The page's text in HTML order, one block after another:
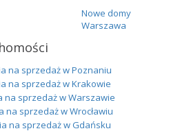
Nowe domy
Warszawa
na sprzedaż w Poznaniu
na sprzedaż w Krakowie
na sprzedaż w Warszawie
na sprzedaż w Wrocławiu
na sprzedaż w Gdańsku